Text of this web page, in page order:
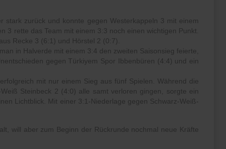
stark zurück und konnte gegen Westerkappeln 3 mit einem
3 rette das Team mit einem 3:3 noch einen wichtigen Punkt.
Recke 3 (6:1) und Hörstel 2 (0:7).
in Halverde mit einem 3:4 den zweiten Saisonsieg feierte,
gegen Türkiyem Spor Ibbenbüren (4:4) und ein
mit nur einem Sieg aus fünf Spielen. Während die
Steinbeck 2 (4:0) alle samt verloren gingen, sorgte ein
Lichtblick. Mit einer 3:1-Niederlage gegen Schwarz-Weiß-
will aber zum Beginn der Rückrunde nochmal neue Kräfte